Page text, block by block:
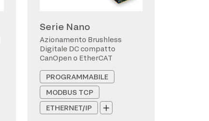
Serie Nano
Azionamento Brushless
Digitale DC compatto
CanOpen o EtherCAT
PROGRAMMABILE
MODBUS TCP
ETHERNET/IP